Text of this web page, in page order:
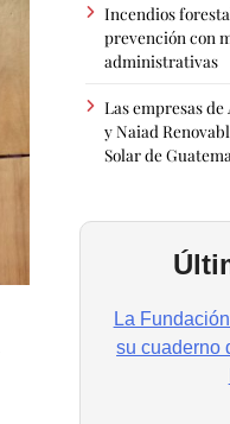
Incendios
prevención con
administrativas
Las empresas
y Naiad
Solar de
La
su cuaderno